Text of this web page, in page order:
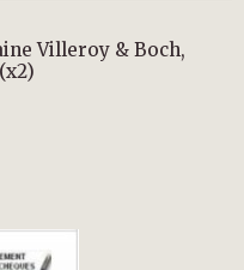
Villeroy & Boch,